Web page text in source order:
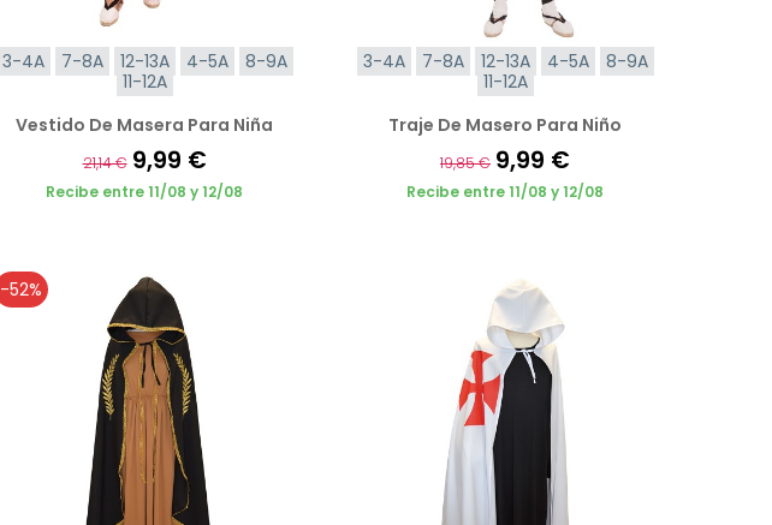
3-4A 7-8A 12-13A 4-5A
8-9A
11-12A
Vestido De Masera Para Niña
21,14 € 9,99 €
Recibe entre 11/08 y 12/08
3-4A 7-8A 12-13A 4-5A
8-9A
11-12A
Traje De Masero Para Niño
19,85 € 9,99 €
Recibe entre 11/08 y 12/08
-52%